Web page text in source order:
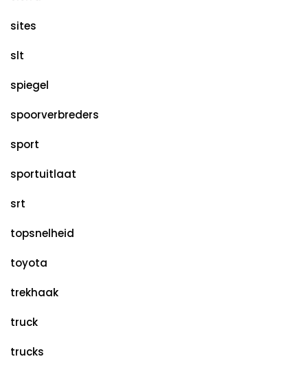
sites
slt
spiegel
spoorverbreders
sport
sportuitlaat
srt
topsnelheid
toyota
trekhaak
truck
trucks